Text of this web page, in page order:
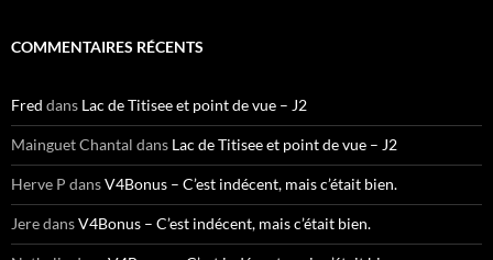
COMMENTAIRES RÉCENTS
Fred dans Lac de Titisee et point de vue – J2
Mainguet Chantal dans Lac de Titisee et point de vue – J2
Herve P dansV4Bonus – C’est indécent, mais c’était bien.
JeredansV4Bonus – C’est indécent, mais c’était bien.